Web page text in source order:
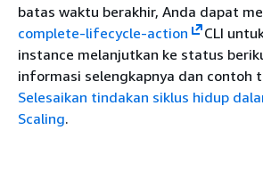
batas waktu berakhir, Anda dapat
complete-lifecycle-action
CLI
instance melanjutkan ke status
informasi selengkapnya dan contoh
Selesaikan tindakan siklus hidup
Scaling.